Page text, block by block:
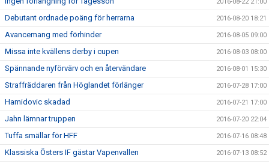
Debutant ordnade poäng för herrarna 2016-08-20 18:21
Avancemang med förhinder 2016-08-05 09:00
Missa inte kvällens derby i cupen 2016-08-03 08:00
Spännande nyförvärv och en återvändare 2016-08-01 15:30
Straffräddaren från Höglandet förlänger 2016-07-28 17:00
Hamidovic skadad 2016-07-21 17:00
Jahn lämnar truppen 2016-07-20 22:04
Tuffa smällar för HFF 2016-07-16 08:48
Klassiska Östers IF gästar Vapenvallen 2016-07-13 08:52